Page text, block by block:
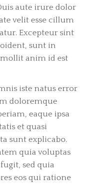
aute irure dolor
velit esse cillum
Excepteur sint
sunt in
anim id est
iste natus error
doloremque
eaque ipsa
et quasi
sunt explicabo.
quia voluptas
sed quia
eos qui ratione